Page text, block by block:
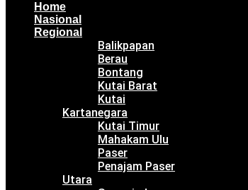
Home
Nasional
Regional
Balikpapan
Berau
Bontang
Kutai Barat
Kutai
Kartanegara
Kutai Timur
Mahakam Ulu
Paser
Penajam Paser
Utara